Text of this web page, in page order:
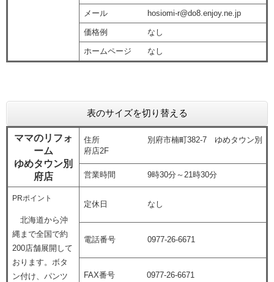
メール hosiomi-r@do8.enjoy.ne.jp
価格例 なし
ホームページ なし
表のサイズを切り替える
ママのリフォ
ーム
ゆめタウン別
府店
住所 別府市楠町382-7 ゆめタウン別
府店2F
営業時間 9時30分～21時30分
PRポイント
北海道から沖
縄まで全国で約
200店舗展開して
おります。ボタ
ン付け、パンツ
定休日 なし
電話番号 0977-26-6671
FAX番号 0977-26-6671